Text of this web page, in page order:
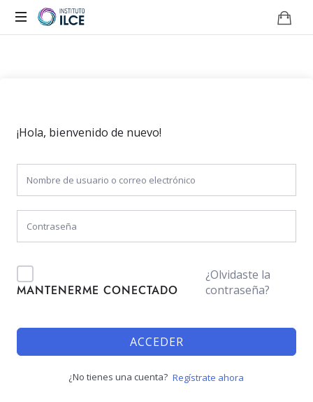
¡Hola, bienvenido de nuevo!
MANTENERME CONECTADO
¿Olvidaste la
contraseña?
ACCEDER
¿No tienes una cuenta? Regístrate ahora